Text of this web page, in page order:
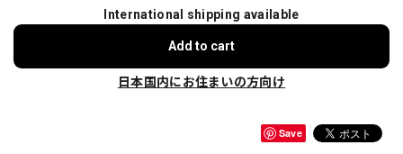
International shipping available
Add to cart
日本国内にお住まいの方向け
Save